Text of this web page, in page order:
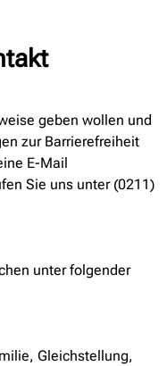
geben wollen und
zur Barrierefreiheit
E-Mail
Sie uns unter (0211)
unter folgender
Gleichstellung,